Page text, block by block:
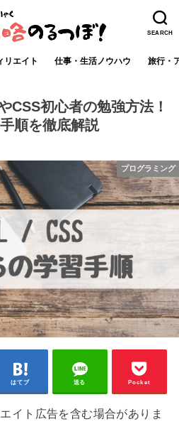
SEARCH
リエイト 仕事・生活ノウハウ 旅行・
CSS初心者の勉強方法！
順を徹底解説
プログラミング
はてブ 送る Pocket
イト広告を含む場合がありま